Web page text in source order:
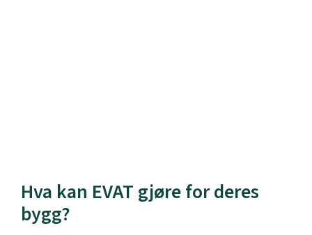
Hva kan EVAT gjøre for deres
bygg?